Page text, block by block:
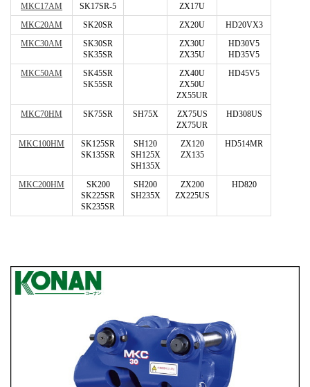
MKC17AM
SK17SR-5
ZX17U
MKC20AM
SK20SR ZX20U
HD20VX3
MKC30AM
SK30SR
SK35SR
ZX30U
ZX35U
HD30V5
HD35V5
MKC50AM
SK45SR
SK55SR
ZX40U
ZX50U
ZX55UR
HD45V5
MKC70HM SK75SR SH75X
ZX75US
ZX75UR
HD308US
MKC100HM
SK125SR
SK135SR
SH120
SH125X
SH135X
ZX120
ZX135
HD514MR
MKC200HM
SK200
SK225SR
SK235SR
SH200
SH235X
ZX200
ZX225US
HD820